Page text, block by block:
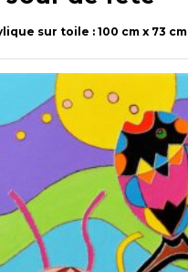
sur toile : 100 cm x 73 cm